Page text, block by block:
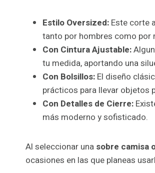
Estilo Oversized: Este corte
tanto por hombres como por
Con Cintura Ajustable:
tu medida, aportando una
Con Bolsillos: El diseño
prácticos para llevar objetos
Con Detalles de Cierre:
más moderno y sofisticado.
Al seleccionar una sobre camisa
ocasiones en las que planeas